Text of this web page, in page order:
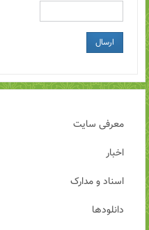
ارسال
معرفی سایت
اخبار
اسناد و مدارک
دانلودها